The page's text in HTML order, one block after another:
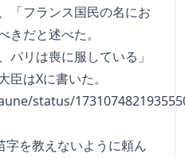
「フランス国民の名にお
きだと述べた。
パリは喪に服している」
はXに書いた。
status/
字を教えないように頼ん